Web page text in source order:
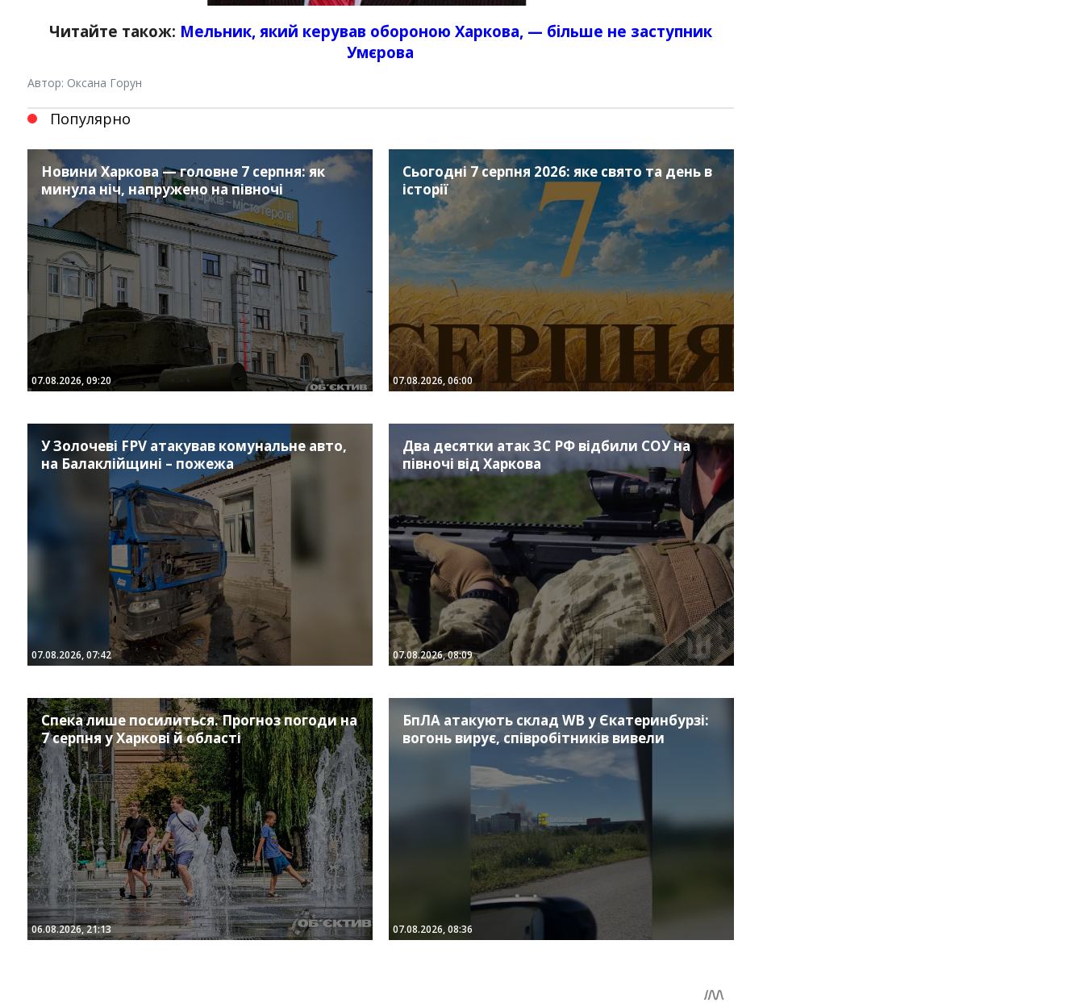
Читайте також: Мельник, який керував обороною Харкова, — більше не заступник
Умєрова
Автор: Оксана Горун
Популярно
Новини Харкова — головне 7 серпня: як
минула ніч, напружено на півночі
07.08.2026, 09:20
Сьогодні 7 серпня 2026: яке свято та день в
історії
07.08.2026, 06:00
У Золочеві FPV атакував комунальне авто,
на Балаклійщині – пожежа
07.08.2026, 07:42
Два десятки атак ЗС РФ відбили СОУ на
півночі від Харкова
07.08.2026, 08:09
Спека лише посилиться. Прогноз погоди на
7 серпня у Харкові й області
06.08.2026, 21:13
БпЛА атакують склад WB у Єкатеринбурзі:
вогонь вирує, співробітників вивели
07.08.2026, 08:36